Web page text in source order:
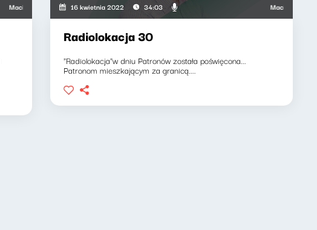
Maciej Grzenkowicz, Barbara Gregorczyk
16 kwietnia 2022 34:03 Maciej
Radiolokacja 30
"Radiolokacja"w dniu Patronów została poświęcona...
Patronom mieszkającym za granicą....